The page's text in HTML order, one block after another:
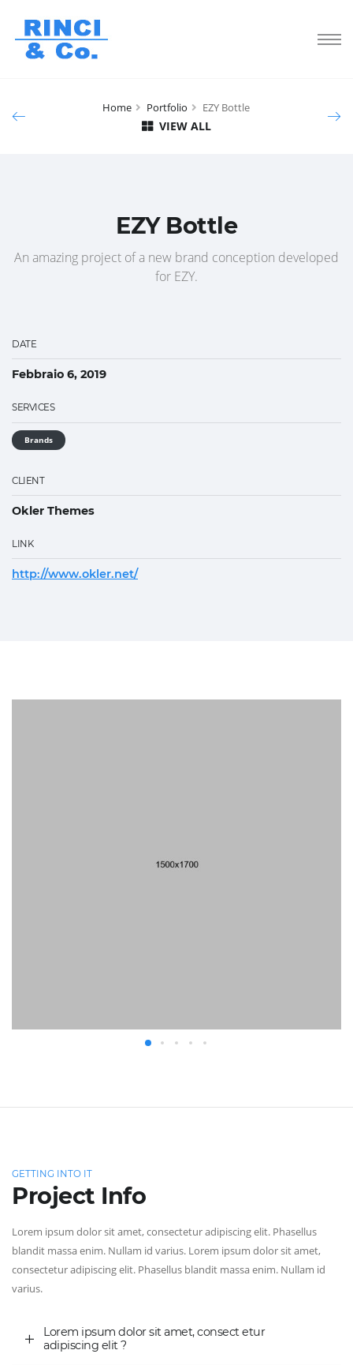
Home Portfolio EZY Bottle
VIEW ALL
EZY Bottle
An amazing project of a new brand conception developed
for EZY.
DATE
Febbraio 6, 2019
SERVICES
Brands
CLIENT
Okler Themes
LINK
http://www.okler.net/
GETTING INTO IT
Project Info
Lorem ipsum dolor sit amet, consectetur adipiscing elit. Phasellus
blandit massa enim. Nullam id varius. Lorem ipsum dolor sit amet,
consectetur adipiscing elit. Phasellus blandit massa enim. Nullam id
varius.
Lorem ipsum dolor sit amet, consect etur
adipiscing elit ?